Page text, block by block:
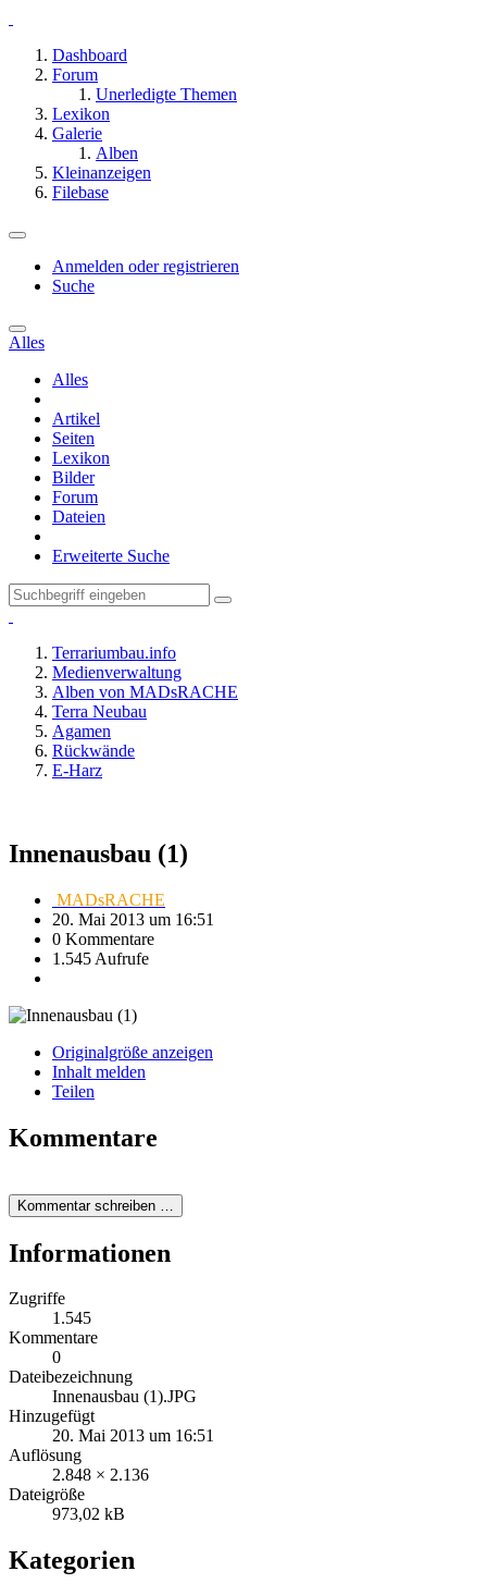
Dashboard
Forum
Unerledigte Themen
Lexikon
Galerie
Alben
Kleinanzeigen
Filebase
Anmelden oder registrieren
Suche
Alles
Alles
Artikel
Seiten
Lexikon
Bilder
Forum
Dateien
Erweiterte Suche
Terrariumbau.info
Medienverwaltung
Alben von MADsRACHE
Terra Neubau
Agamen
Rückwände
E-Harz
Innenausbau (1)
MADsRACHE
20. Mai 2013 um 16:51
0 Kommentare
1.545 Aufrufe
Originalgröße anzeigen
Inhalt melden
Teilen
Kommentare
Kommentar schreiben …
Informationen
Zugriffe
1.545
Kommentare
0
Dateibezeichnung
Innenausbau (1).JPG
Hinzugefügt
20. Mai 2013 um 16:51
Auflösung
2.848 × 2.136
Dateigröße
973,02 kB
Kategorien